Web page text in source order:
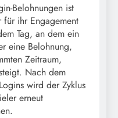
Belohnungen ist
ihr Engagement
Tag, an dem ein
eine Belohnung,
Zeitraum,
Nach dem
wird der Zyklus
erneut